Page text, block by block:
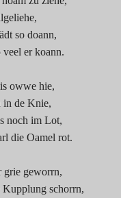
so doann,
er koann.
owwe hie,
in de Knie,
noch im Lot,
die Oamel rot.
grie geworrn,
schorrn,